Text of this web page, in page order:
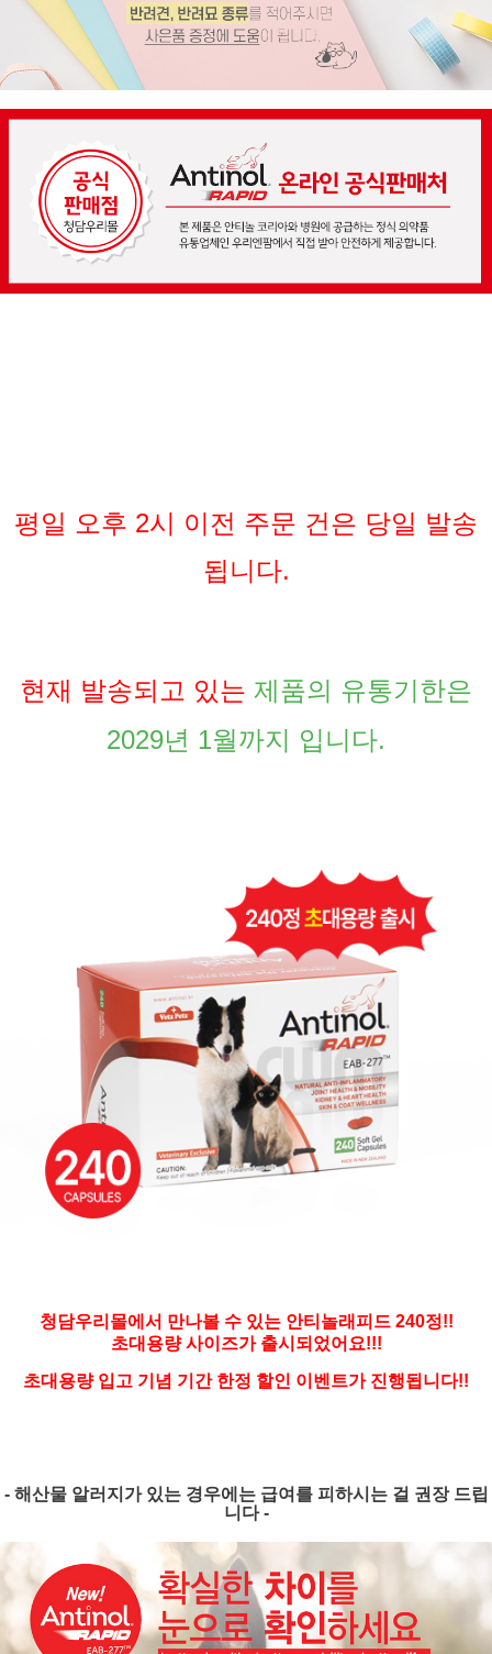
평일 오후 2시 이전 주문 건은 당일 발송
됩니다.
현재 발송되고 있는 제품의 유통기한은
2029년 1월까지 입니다.
청담우리몰에서 만나볼 수 있는 안티놀래피드 240정!!
초대용량 사이즈가 출시되었어요!!!
초대용량 입고 기념 기간 한정 할인 이벤트가 진행됩니다!!
- 해산물 알러지가 있는 경우에는 급여를 피하시는 걸 권장 드립
니다 -